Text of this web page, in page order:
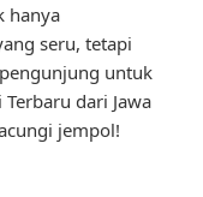
hanya
seru, tetapi
untuk
dari Jawa
jempol!